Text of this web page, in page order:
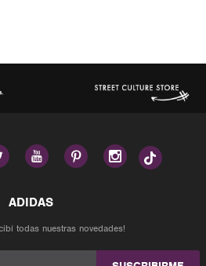
  
todas nuestras novedades!